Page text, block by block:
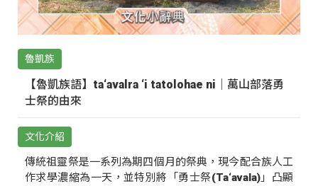
魯凱族
【魯凱族語】ta‘avalra ‘i tatolohae ni｜萬山部落勇
士祭的由來
文化介紹
傳統祖靈祭是一系列為期四個月的祭典，現今配合族人工
作求學濃縮為一天，並特別將「勇士祭(Ta‘avala)」凸顯